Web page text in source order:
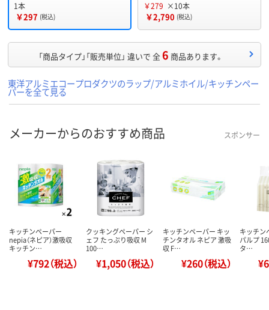
1本
￥297 (税込)
￥279 ×10本
￥2,790 (税込)
「商品タイプ」「販売単位」 違いで 全6 商品あります。
東洋アルミエコープロダクツのラップ/アルミホイル/キッチンペー
パーを全て見る
メーカーからのおすすめ商品 スポンサー
キッチンペーパー
nepia（ネピア）激吸収
キッチン…
¥792（税込）
クッキングペーパー シ
ェフ たっぷり吸収 M
100…
¥1,050（税込）
キッチンペーパー キッ
チンタオル ネピア 激吸
収 F…
¥260（税込）
キッチン
パルプ
タ…